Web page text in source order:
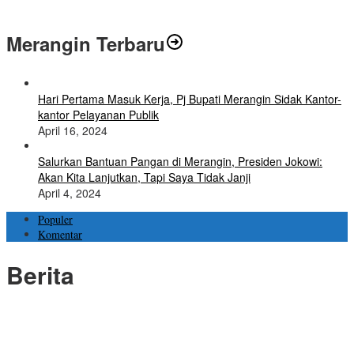
Merangin Terbaru
Hari Pertama Masuk Kerja, Pj Bupati Merangin Sidak Kantor-
kantor Pelayanan Publik
April 16, 2024
Salurkan Bantuan Pangan di Merangin, Presiden Jokowi:
Akan Kita Lanjutkan, Tapi Saya Tidak Janji
April 4, 2024
Populer
Komentar
Berita